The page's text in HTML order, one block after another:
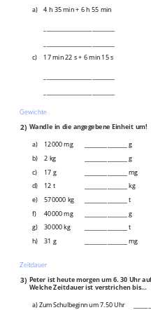
a) 4 h 35 min + 6 h 55 min
c) 17 min 22 s + 6 min 15 s
Gewichte
2) Wandle in die angegebene Einheit um!
a) 12000 mg
_______________ g
b)
2 kg
_______________ g
c)
17 g
_______________ mg
d)
12 t _______________ kg
e) 570000 kg
_______________ t
f)
40000 mg
_______________ g
g)
30000 kg _______________ t
h) 31 g _______________ mg
Zeitdauer
3) Peter ist heute morgen um 6. 30 Uhr
Welche Zeitdauer ist verstrichen bis…
a) Zum Schulbeginn um 7.50 Uhr